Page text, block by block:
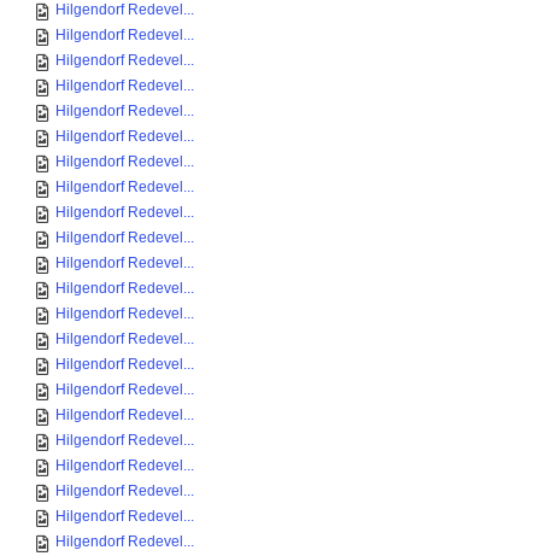
Hilgendorf Redevel...
Hilgendorf Redevel...
Hilgendorf Redevel...
Hilgendorf Redevel...
Hilgendorf Redevel...
Hilgendorf Redevel...
Hilgendorf Redevel...
Hilgendorf Redevel...
Hilgendorf Redevel...
Hilgendorf Redevel...
Hilgendorf Redevel...
Hilgendorf Redevel...
Hilgendorf Redevel...
Hilgendorf Redevel...
Hilgendorf Redevel...
Hilgendorf Redevel...
Hilgendorf Redevel...
Hilgendorf Redevel...
Hilgendorf Redevel...
Hilgendorf Redevel...
Hilgendorf Redevel...
Hilgendorf Redevel...